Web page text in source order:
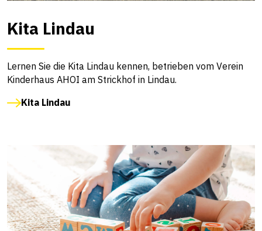
Kita Lindau
Lernen Sie die Kita Lindau kennen, betrieben vom Verein
Kinderhaus AHOI am Strickhof in Lindau.
Kita Lindau